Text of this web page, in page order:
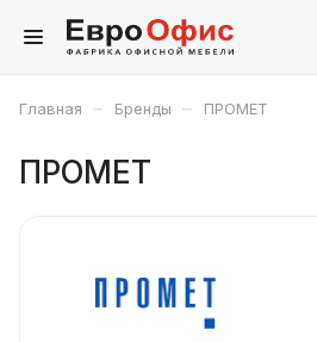
Главная – Бренды – ПРОМЕТ
ПРОМЕТ